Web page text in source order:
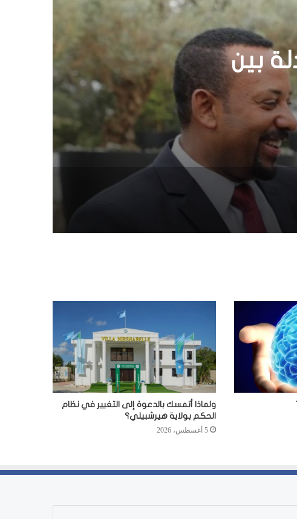
اسم منفذ الهجوم
فندق أمباسادور
ولماذا أتمسك بالدعوة إلى التغيير في نظام
الحكم بولاية هيرشبيلي؟
5 أغسطس، 2026